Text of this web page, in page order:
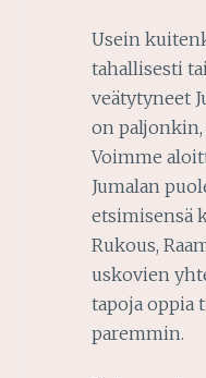
Usein
tahallisesti
veätytyneet
on
Voimme
Jumalan
etsimisensä
Rukous,
uskovien
tapoja oppia
paremmin.